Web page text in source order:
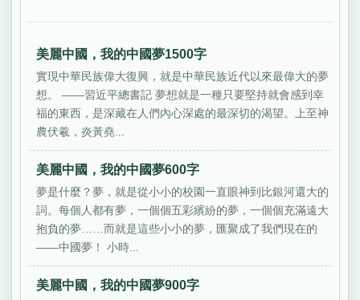
美麗中國，我的中國夢1500字
實現中華民族偉大復興，就是中華民族近代以來最偉大的夢
想。 ——習近平總書記 夢想就是一種只要堅持就會感到幸
福的東西，是深藏在人們內心深處的最深切的渴望。上至神
農伏羲，炎黃堯...
美麗中國，我的中國夢600字
夢是什麼？夢，就是從小小的校園一直眼神到比銀河還大的
詞。每個人都有夢，一個個五彩繽紛的夢，一個個充滿遠大
抱負的夢……而就是這些小小的夢，匯聚成了我們現在的
——中國夢！ 小時...
美麗中國，我的中國夢900字